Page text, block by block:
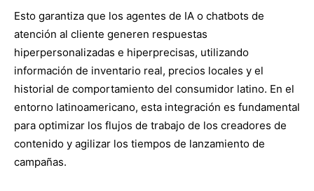
Esto garantiza que los agentes de IA o chatbots de
atención al cliente generen respuestas
hiperpersonalizadas e hiperprecisas, utilizando
información de inventario real, precios locales y el
historial de comportamiento del consumidor latino. En el
entorno latinoamericano, esta integración es fundamental
para optimizar los flujos de trabajo de los creadores de
contenido y agilizar los tiempos de lanzamiento de
campañas.